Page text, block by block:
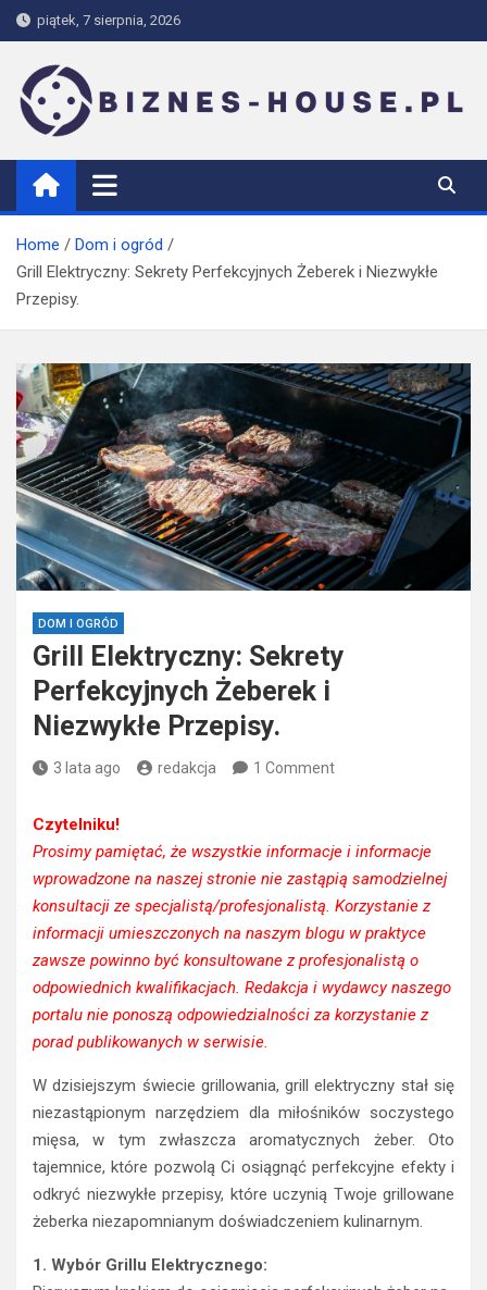
Skip
to
content
piątek, 7 sierpnia, 2026
biznes-house.pl
Home
Dom i ogród
Grill Elektryczny: Sekrety Perfekcyjnych Żeberek i Niezwykłe
Przepisy.
DOM I OGRÓD
Grill Elektryczny: Sekrety
Perfekcyjnych Żeberek i
Niezwykłe Przepisy.
3 lata ago redakcja 1 Comment
Czytelniku!
Prosimy pamiętać, że wszystkie informacje i informacje
wprowadzone na naszej stronie nie zastąpią samodzielnej
konsultacji ze specjalistą/profesjonalistą. Korzystanie z
informacji umieszczonych na naszym blogu w praktyce
zawsze powinno być konsultowane z profesjonalistą o
odpowiednich kwalifikacjach. Redakcja i wydawcy naszego
portalu nie ponoszą odpowiedzialności za korzystanie z
porad publikowanych w serwisie.
W dzisiejszym świecie grillowania, grill elektryczny stał się
niezastąpionym narzędziem dla miłośników soczystego
mięsa, w tym zwłaszcza aromatycznych żeber. Oto
tajemnice, które pozwolą Ci osiągnąć perfekcyjne efekty i
odkryć niezwykłe przepisy, które uczynią Twoje grillowane
żeberka niezapomnianym doświadczeniem kulinarnym.
1. Wybór Grillu Elektrycznego: